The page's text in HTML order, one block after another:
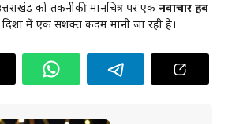
को तकनीकी मानचित्र पर एक नवाचार हब
में एक सशक्त कदम मानी जा रही है।